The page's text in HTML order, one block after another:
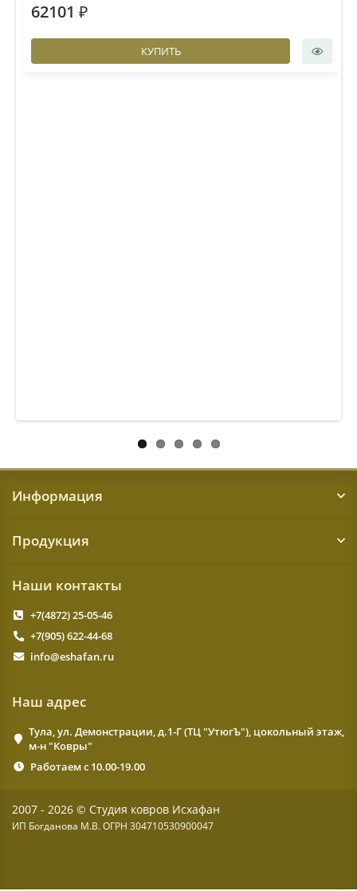
62101 ₽
КУПИТЬ
Информация
Продукция
Наши контакты
+7(4872) 25-05-46
+7(905) 622-44-68
info@eshafan.ru
Наш адрес
Тула, ул. Демонстрации, д.1-Г (ТЦ "УтюгЪ"), цокольный этаж,
м-н "Ковры"
Работаем с 10.00-19.00
2007 - 2026 © Студия ковров Исхафан
ИП Богданова М.В. ОГРН 304710530900047